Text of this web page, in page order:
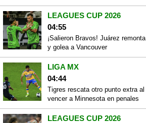
LEAGUES CUP 2026
04:55
¡Salieron Bravos! Juárez remonta
y golea a Vancouver
LIGA MX
04:44
Tigres rescata otro punto extra al
vencer a Minnesota en penales
LEAGUES CUP 2026